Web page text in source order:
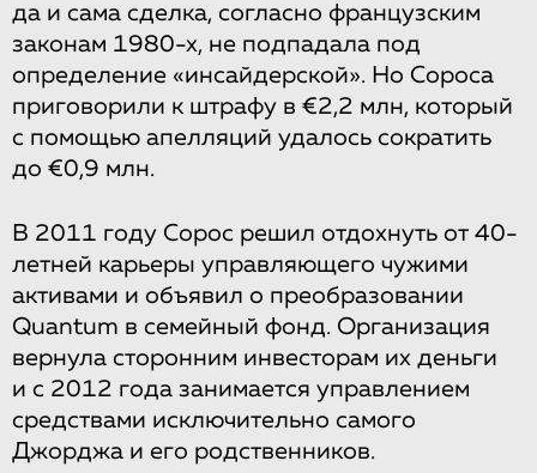
да и сама сделка, согласно французским
законам 1980-х, не подпадала под
определение «инсайдерской». Но Сороса
приговорили к штрафу в €2,2 млн, который
с помощью апелляций удалось сократить
до €0,9 млн.
В 2011 году Сорос решил отдохнуть от 40-
летней карьеры управляющего чужими
активами и объявил о преобразовании
Quantum в семейный фонд. Организация
вернула сторонним инвесторам их деньги
и с 2012 года занимается управлением
средствами исключительно самого
Джорджа и его родственников.